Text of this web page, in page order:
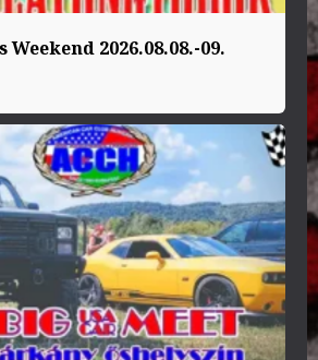
Weekend 2026.08.08.-09.